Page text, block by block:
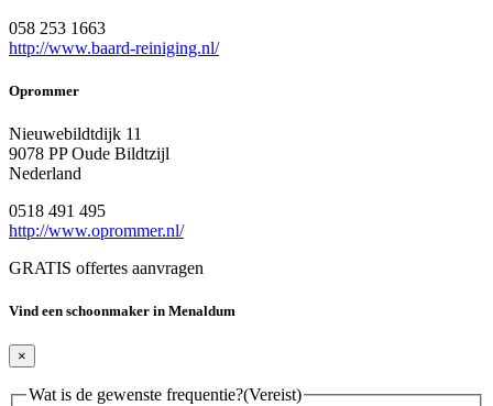
058 253 1663
http://www.baard-reiniging.nl/
Oprommer
Nieuwebildtdijk 11
9078 PP Oude Bildtzijl
Nederland
0518 491 495
http://www.oprommer.nl/
GRATIS offertes aanvragen
Vind een schoonmaker in Menaldum
×
Wat is de gewenste frequentie?(Vereist)